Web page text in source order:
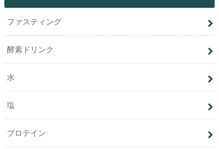
ファスティング
酵素ドリンク
水
塩
プロテイン